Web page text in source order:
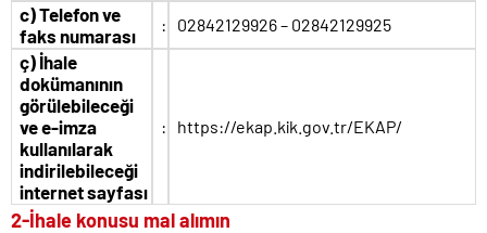
c)Telefon ve
faks numarası
: 02842129926 – 02842129925
ç) İhale
dokümanının
görülebileceği
ve e-imza
kullanılarak
indirilebileceği
internet sayfası
: https://ekap.kik.gov.tr/EKAP/
2-İhale konusu mal alımın